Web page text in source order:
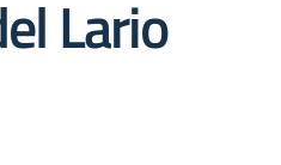
Lario